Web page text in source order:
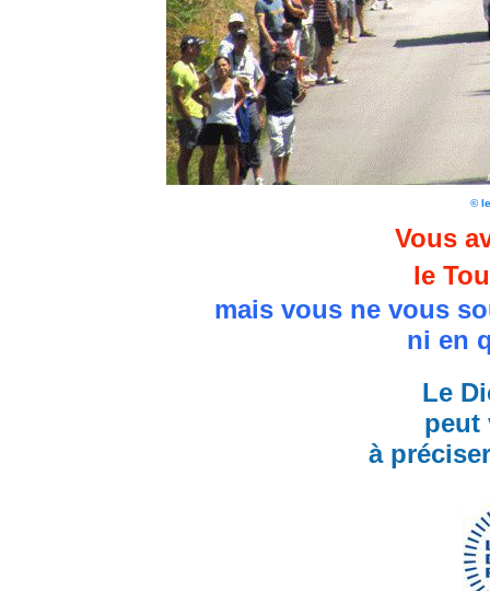
©
Vous
le
mais vous ne vous
ni en
Le
peut
à